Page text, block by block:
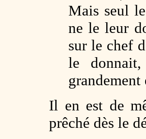
Mais seul
ne le leur
sur le chef
le
Il en est de
prêché dès le